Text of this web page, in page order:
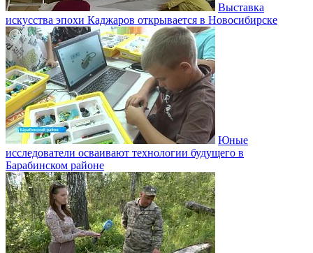
Выставка
искусства эпохи Каджаров открывается в Новосибирске
Юные
исследователи осваивают технологии будущего в
Барабинском районе